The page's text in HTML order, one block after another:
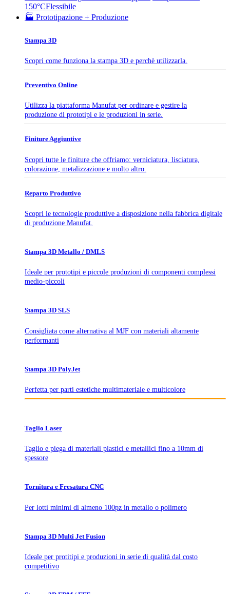
150°CFlessibile
🏭 Prototipazione + Produzione
Stampa 3D
Scopri come funziona la stampa 3D e perchè utilizzarla.
Preventivo Online
Utilizza la piattaforma Manufat per ordinare e gestire la
produzione di prototipi e le produzioni in serie.
Finiture Aggiuntive
Scopri tutte le finiture che offriamo: verniciatura, lisciatura,
colorazione, metalizzazione e molto altro.
Reparto Produttivo
Scopri le tecnologie produttive a disposizione nella fabbrica digitale
di produzione Manufat.
Stampa 3D Metallo / DMLS
Ideale per prototipi e piccole produzioni di componenti complessi
medio-piccoli
Stampa 3D SLS
Consigliata come alternativa al MJF con materiali altamente
performanti
Stampa 3D PolyJet
Perfetta per parti estetiche multimateriale e multicolore
Taglio Laser
Taglio e piega di materiali plastici e metallici fino a 10mm di
spessore
Tornitura e Fresatura CNC
Per lotti minimi di almeno 100pz in metallo o polimero
Stampa 3D Multi Jet Fusion
Ideale per protitipi e produzioni in serie di qualità dal costo
competitivo